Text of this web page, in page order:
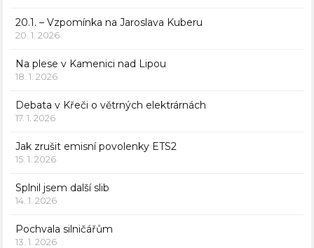
20.1. – Vzpomínka na Jaroslava Kuberu
20. 1. 2026
Na plese v Kamenici nad Lipou
18. 1. 2026
Debata v Křeči o větrných elektrárnách
17. 1. 2026
Jak zrušit emisní povolenky ETS2
15. 1. 2026
Splnil jsem další slib
14. 1. 2026
Pochvala silničářům
13. 1. 2026